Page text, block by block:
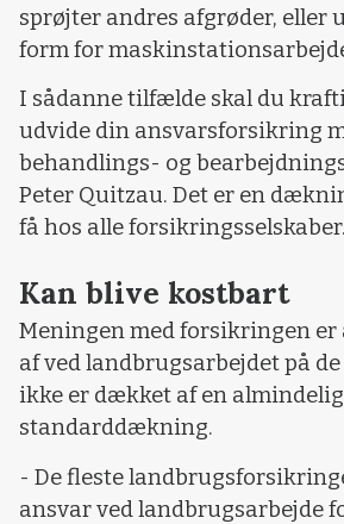
sprøjter andres afgrøder, eller
form for
I sådanne tilfælde skal du
udvide din ansvarsforsikring
behandlings- og
Peter Quitzau. Det er en
få hos alle forsikringsselskaber.
Kan blive kostbart
Meningen med forsikringen
af ved landbrugsarbejdet på
ikke er dækket af en almindelig
standarddækning.
- De fleste
ansvar ved landbrugsarbejde